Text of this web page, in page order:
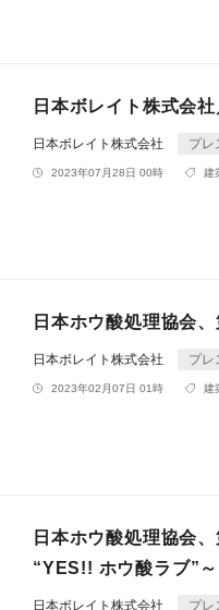
日本ボレイト株式会
日本ボレイト株式会社 プレ
2023年07月28日 00時 建
日本ホウ酸処理協会
日本ボレイト株式会社 プレ
2023年02月07日 01時 建
日本ホウ酸処理協会
“YES!! ホウ酸ラブ”～
日本ボレイト株式会社 プレ